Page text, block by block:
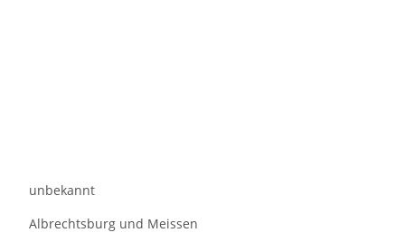
unbekannt
Albrechtsburg und Meissen